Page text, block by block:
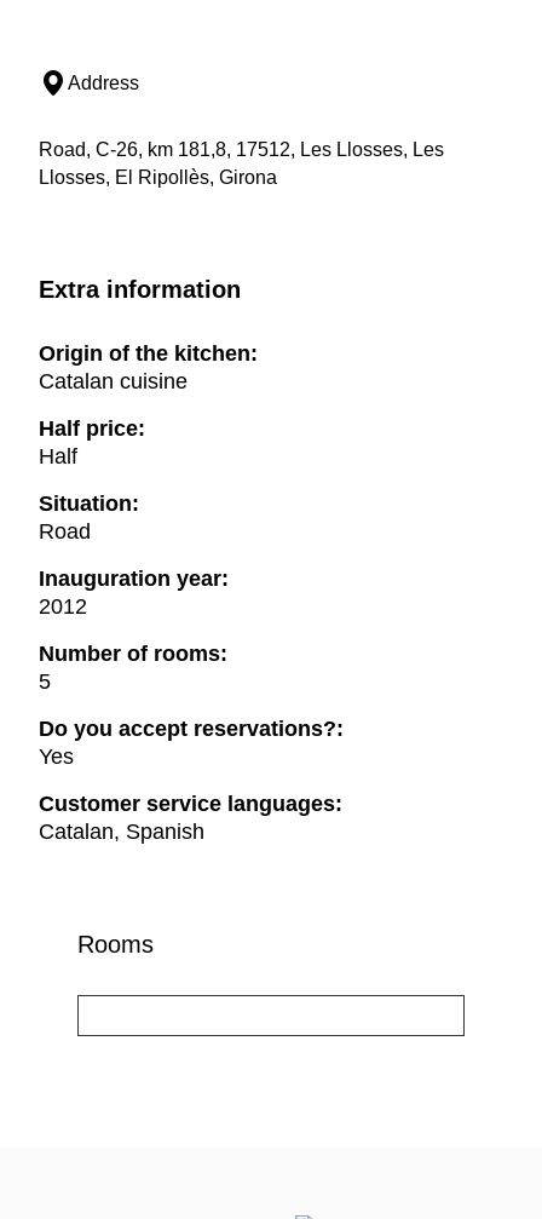
Address
Road, C-26, km 181,8, 17512, Les Llosses, Les
Llosses, El Ripollès, Girona
Extra information
Origin of the kitchen:
Catalan cuisine
Half price:
Half
Situation:
Road
Inauguration year:
2012
Number of rooms:
5
Do you accept reservations?:
Yes
Customer service languages:
Catalan, Spanish
Rooms